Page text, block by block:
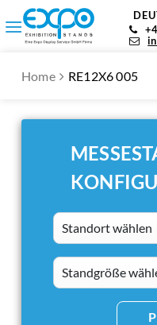
Home RE12X6 005
Standort wählen
standsizes